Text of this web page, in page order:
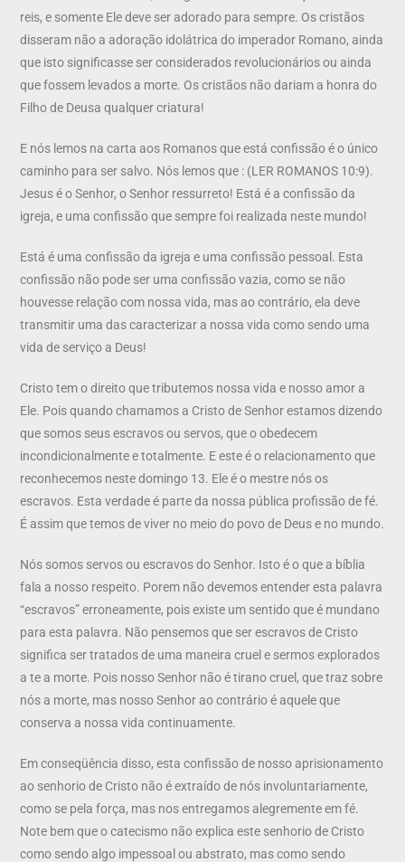
reis, e somente Ele deve ser adorado para sempre. Os cristãos
disseram não a adoração idolátrica do imperador Romano, ainda
que isto significasse ser considerados revolucionários ou ainda
que fossem levados a morte. Os cristãos não dariam a honra do
Filho de Deusa qualquer criatura!
E nós lemos na carta aos Romanos que está confissão é o único
caminho para ser salvo. Nós lemos que : (LER ROMANOS 10:9).
Jesus é o Senhor, o Senhor ressurreto! Está é a confissão da
igreja, e uma confissão que sempre foi realizada neste mundo!
Está é uma confissão da igreja e uma confissão pessoal. Esta
confissão não pode ser uma confissão vazia, como se não
houvesse relação com nossa vida, mas ao contrário, ela deve
transmitir uma das caracterizar a nossa vida como sendo uma
vida de serviço a Deus!
Cristo tem o direito que tributemos nossa vida e nosso amor a
Ele. Pois quando chamamos a Cristo de Senhor estamos dizendo
que somos seus escravos ou servos, que o obedecem
incondicionalmente e totalmente. E este é o relacionamento que
reconhecemos neste domingo 13. Ele é o mestre nós os
escravos. Esta verdade é parte da nossa pública profissão de fé.
É assim que temos de viver no meio do povo de Deus e no mundo.
Nós somos servos ou escravos do Senhor. Isto é o que a bíblia
fala a nosso respeito. Porem não devemos entender esta palavra
“escravos” erroneamente, pois existe um sentido que é mundano
para esta palavra. Não pensemos que ser escravos de Cristo
significa ser tratados de uma maneira cruel e sermos explorados
a te a morte. Pois nosso Senhor não é tirano cruel, que traz sobre
nós a morte, mas nosso Senhor ao contrário é aquele que
conserva a nossa vida continuamente.
Em conseqüência disso, esta confissão de nosso aprisionamento
ao senhorio de Cristo não é extraído de nós involuntariamente,
como se pela força, mas nos entregamos alegremente em fé.
Note bem que o catecismo não explica este senhorio de Cristo
como sendo algo impessoal ou abstrato, mas como sendo